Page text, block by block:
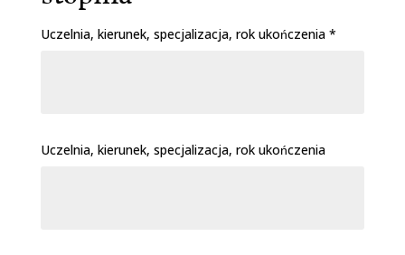
Uczelnia, kierunek, specjalizacja, rok ukończenia *
Uczelnia, kierunek, specjalizacja, rok ukończenia